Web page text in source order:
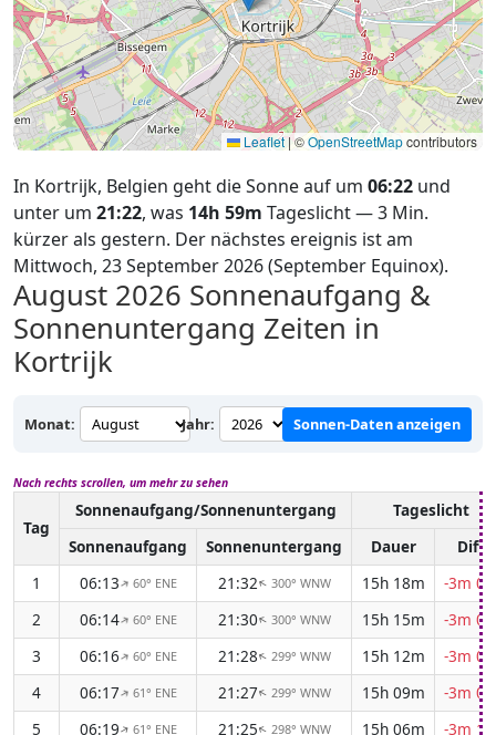
Leaflet |©OpenStreetMapcontributors
In Kortrijk, Belgien geht die Sonne auf um 06:22 und
unter um 21:22, was 14h 59m Tageslicht — 3 Min.
kürzer als gestern. Der nächstes ereignis ist am
Mittwoch, 23 September 2026 (September Equinox).
August 2026 Sonnenaufgang &
Sonnenuntergang Zeiten in
Kortrijk
Monat: Jahr: Sonnen-Daten anzeigen
Nach rechts scrollen, um mehr zu sehen
Tag
Sonnenaufgang/Sonnenuntergang
Tageslicht
Sonnenaufgang
Sonnenuntergang Dauer
Diff.
1
06:13↑ 60° ENE 21:32↑ 300° WNW 15h 18m
-3m
2
06:14↑ 60° ENE 21:30↑ 300° WNW 15h 15m
-3m
3
06:16↑ 60° ENE 21:28↑ 299° WNW 15h 12m
-3m
4
06:17↑ 61° ENE 21:27↑ 299° WNW 15h 09m
-3m
5
06:19↑ 61° ENE 21:25↑ 298° WNW 15h 06m
-3m